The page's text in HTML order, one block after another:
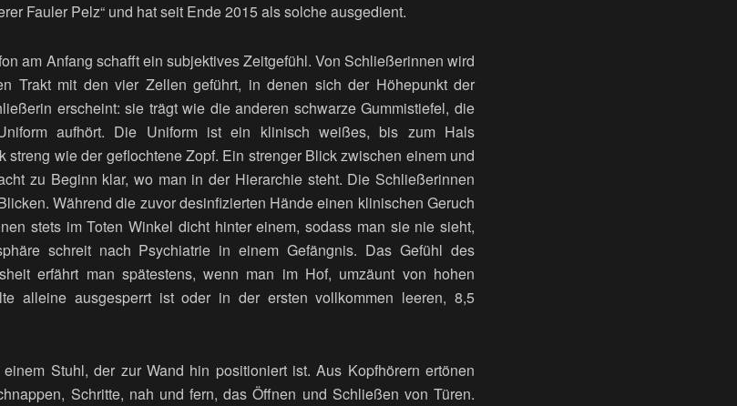
Fauler Pelz“ und hat seit Ende 2015 als solche ausgedient.
am Anfang schafft ein subjektives Zeitgefühl. Von Schließerinnen wird
Trakt mit den vier Zellen geführt, in denen sich der Höhepunkt der
erscheint: sie trägt wie die anderen schwarze Gummistiefel, die
aufhört. Die Uniform ist ein klinisch weißes, bis zum Hals
streng wie der geflochtene Zopf. Ein strenger Blick zwischen einem und
zu Beginn klar, wo man in der Hierarchie steht. Die Schließerinnen
Während die zuvor desinfizierten Hände einen klinischen Geruch
stets im Toten Winkel dicht hinter einem, sodass man sie nie sieht,
schreit nach Psychiatrie in einem Gefängnis. Das Gefühl des
erfährt man spätestens, wenn man im Hof, umzäunt von hohen
alleine ausgesperrt ist oder in der ersten vollkommen leeren, 8,5
Stuhl, der zur Wand hin positioniert ist. Aus Kopfhörern ertönen
Schritte, nah und fern, das Öffnen und Schließen von Türen.